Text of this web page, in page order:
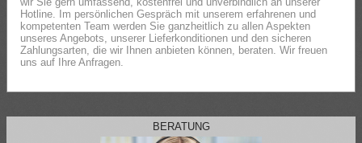
Hotline. Im persönlichen Gespräch mit unserem erfahrenen und
kompetenten Team werden Sie ganzheitlich zu allen Aspekten
unseres Angebots, unserer Lieferkonditionen und den sicheren
Zahlungsarten, die wir Ihnen anbieten können, beraten. Wir freuen
uns auf Ihre Anfragen.
BERATUNG